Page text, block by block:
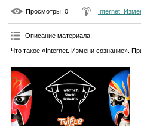
Просмотры: 0 Internet.
Описание материала:
Что такое «Internet. Измени сознание».